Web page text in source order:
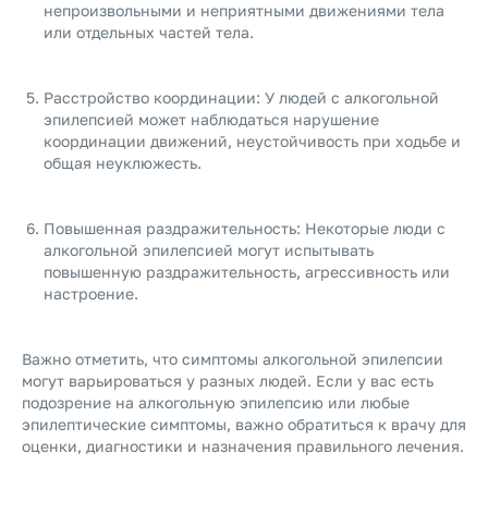
непроизвольными и неприятными движениями тела
или отдельных частей тела.
Расстройство координации: У людей с алкогольной
эпилепсией может наблюдаться нарушение
координации движений, неустойчивость при ходьбе и
общая неуклюжесть.
Повышенная раздражительность: Некоторые люди с
алкогольной эпилепсией могут испытывать
повышенную раздражительность, агрессивность или
настроение.
Важно отметить, что симптомы алкогольной эпилепсии
могут варьироваться у разных людей. Если у вас есть
подозрение на алкогольную эпилепсию или любые
эпилептические симптомы, важно обратиться к врачу для
оценки, диагностики и назначения правильного лечения.